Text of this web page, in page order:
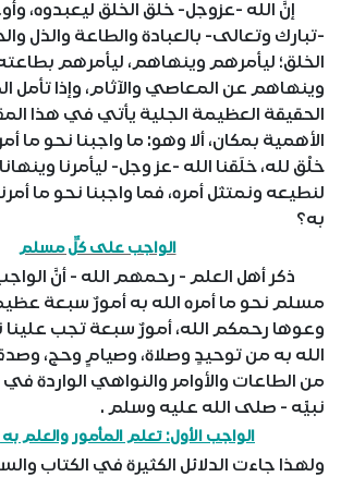
إنَّ الله -عزوجل- خلق الخلق ليعبدوه،
-تبارك وتعالى- بالعبادة والطاعة والذل
الخلق؛ ليأمرهم وينهاهم، ليأمرهم
وينهاهم عن المعاصي والآثام، وإذا
الحقيقة العظيمة الجلية يأتي في هذا
الأهمية بمكان، ألا وهو: ما واجبنا نحو ما
خلْق لله، خلَقنا الله -عز وجل- ليأمرنا
لنطيعه ونمتثل أمره، فما واجبنا نحو ما
به؟
الواجب على كلِّ مسلم
ذكر أهل العلم - رحمهم الله - أنَّ
مسلم نحو ما أمره الله به أمورٌ سبعة
وعوها رحمكم الله، أمورٌ سبعة تجب علينا
الله به من توحيدٍ وصلاة، وصيامٍ وحج،
من الطاعات والأوامر والنواهي الواردة
نبيِّه - صلى الله عليه وسلم .
الواجب الأول: تعلم المأمور والعلم
ولهذا جاءت الدلائل الكثيرة في الكتاب